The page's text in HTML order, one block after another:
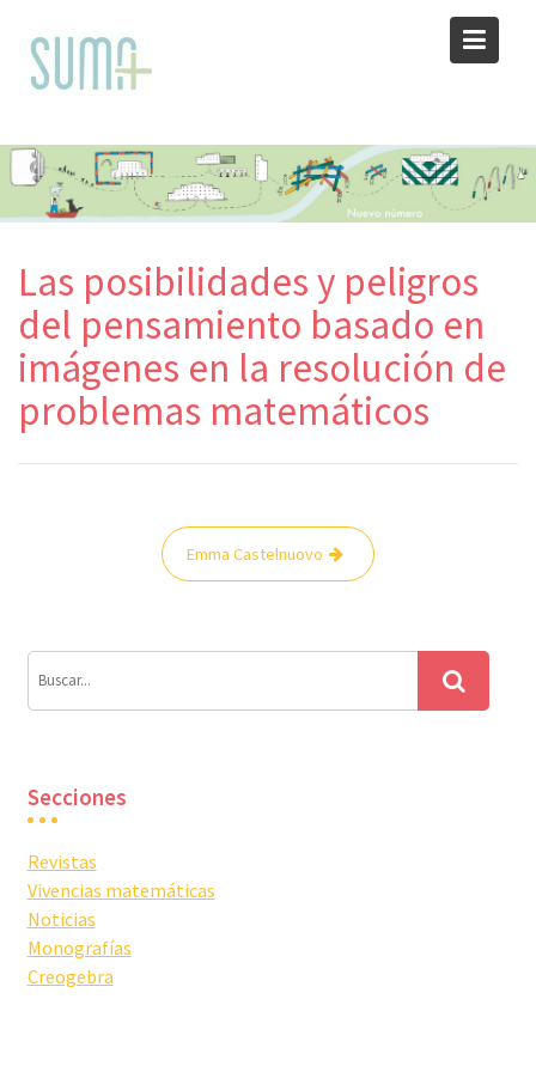
content
Las posibilidades y peligros
del pensamiento basado en
imágenes en la resolución de
problemas matemáticos
Navegación
Emma Castelnuovo
Secciones
Revistas
Vivencias matemáticas
Noticias
Monografías
Creogebra